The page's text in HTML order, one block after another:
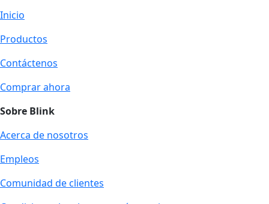
Inicio
Productos
Contáctenos
Comprar ahora
Sobre Blink
Acerca de nosotros
Empleos
Comunidad de clientes